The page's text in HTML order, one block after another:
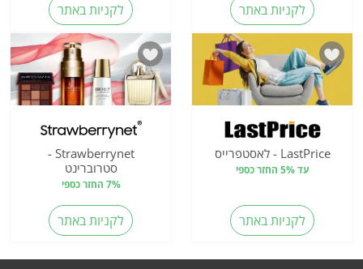
לקניות באתר לקניות באתר
LastPrice - לאסטפרייס
עד 5% החזר כספי
לקניות באתר
Strawberrynet -
סטרוברינט
7% החזר כספי
לקניות באתר